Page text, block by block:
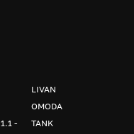
-
LIVAN
OMODA
TANK